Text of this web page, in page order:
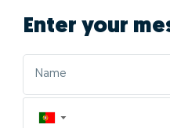
Enter your
▼